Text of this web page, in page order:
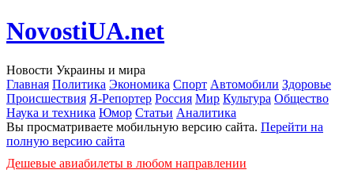
NovostiUA.net
Новости Украины и мира
Главная Политика Экономика Спорт Автомобили Здоровье
Происшествия Я-Репортер Россия Мир Культура Общество
Наука и техника Юмор Статьи Аналитика
Вы просматриваете мобильную версию сайта. Перейти на
полную версию сайта
Дешевые авиабилеты в любом направлении